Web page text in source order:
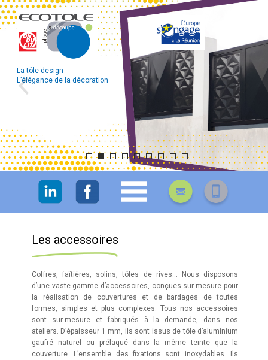
La tôle design
L’élégance de la décoration
Les accessoires
Coffres, faîtières, solins, tôles de rives… Nous disposons
d’une vaste gamme d’accessoires, conçues sur-mesure pour
la réalisation de couvertures et de bardages de toutes
formes, simples et plus complexes. Tous nos accessoires
sont sur-mesure et fabriqués à la demande, dans nos
ateliers. D’épaisseur 1 mm, ils sont issus de tôle d’aluminium
gaufré naturel ou prélaqué dans la même teinte que la
couverture. L’ensemble des fixations sont inoxydables. Ils